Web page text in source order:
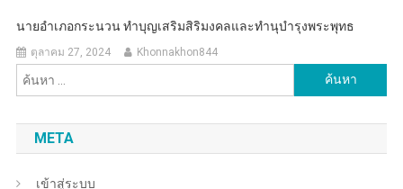
นายอำเภอกระนวน ทำบุญเสริมสิริมงคลและทำนุบำรุงพระพุทธ
ตุลาคม 27, 2024 Khonnakhon844
สำหรับ:
META
เข้าสู่ระบบ